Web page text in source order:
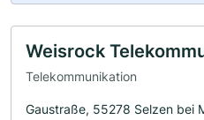
Weisrock
Telekommunikation
Gaustraße, 55278 Selzen bei